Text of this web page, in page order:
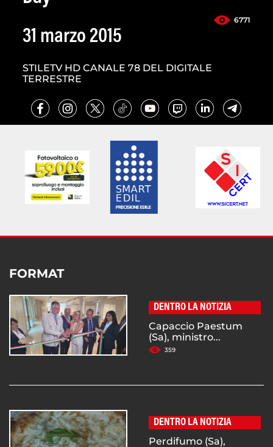
6771
31 marzo 2015
STILETV HD CANALE 78 DEL DIGITALE
TERRESTRE
FORMAT
DENTRO LA NOTIZIA
Capaccio Paestum
(Sa), ministro...
359
DENTRO LA NOTIZIA
Perdifumo (Sa),